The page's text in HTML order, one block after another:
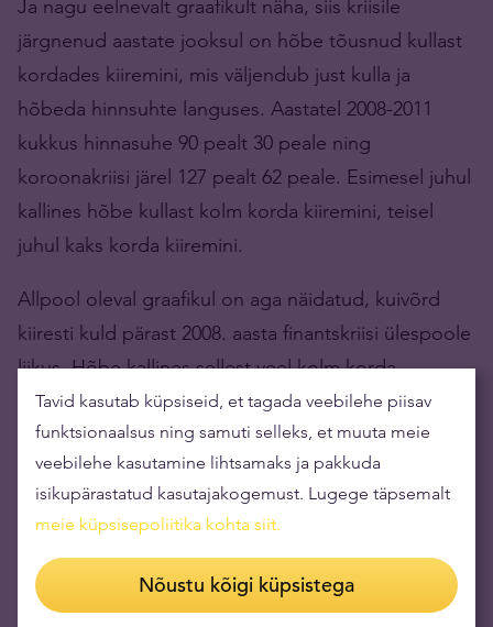
Ja nagu eelnevalt graafikult näha, siis kriisile
järgnenud aastate jooksul on hõbe tõusnud kullast
kordades kiiremini, mis väljendub just kulla ja
hõbeda hinnsuhte languses. Aastatel 2008-2011
kukkus hinnasuhe 90 pealt 30 peale ning
koroonakriisi järel 127 pealt 62 peale. Esimesel juhul
kallines hõbe kullast kolm korda kiiremini, teisel
juhul kaks korda kiiremini.
Allpool oleval graafikul on aga näidatud, kuivõrd
kiiresti kuld pärast 2008. aasta finantskriisi ülespoole
liikus. Hõbe kallines sellest veel kolm korda
kiiremini.
Tavid kasutab küpsiseid, et tagada veebilehe piisav
funktsionaalsus ning samuti selleks, et muuta meie
veebilehe kasutamine lihtsamaks ja pakkuda
isikupärastatud kasutajakogemust. Lugege täpsemalt
meie küpsisepoliitika kohta siit.
Nõustu kõigi küpsistega